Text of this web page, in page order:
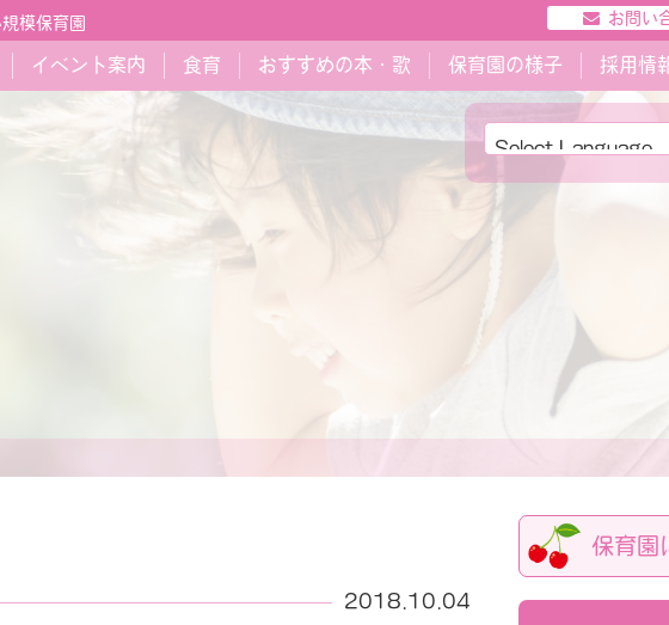
模保育園 お問い
イベント案内 食育 おすすめの本・歌 保育園の様子 採用情
2018.10.04
保育園